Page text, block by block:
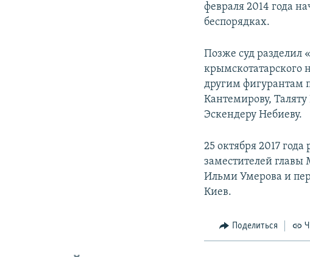
февраля 2014 года
беспорядках.
Позже суд разделил
крымскотатарского
другим фигурантам
Кантемирову,
Эскендеру Небиеву.
25 октября 2017
заместителей
Ильми Умерова и
Киев.
Поделиться